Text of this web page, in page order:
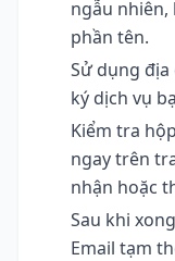
ngẫu
phần tên.
Sử dụng
ký dịch vụ
Kiểm tra
ngay trên
nhận hoặc
Sau khi
Email tạm